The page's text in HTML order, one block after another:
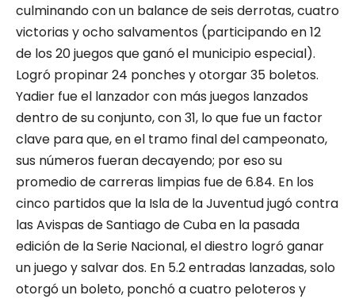
culminando con un balance de seis derrotas, cuatro
victorias y ocho salvamentos (participando en 12
de los 20 juegos que ganó el municipio especial).
Logró propinar 24 ponches y otorgar 35 boletos.
Yadier fue el lanzador con más juegos lanzados
dentro de su conjunto, con 31, lo que fue un factor
clave para que, en el tramo final del campeonato,
sus números fueran decayendo; por eso su
promedio de carreras limpias fue de 6.84. En los
cinco partidos que la Isla de la Juventud jugó contra
las Avispas de Santiago de Cuba en la pasada
edición de la Serie Nacional, el diestro logró ganar
un juego y salvar dos. En 5.2 entradas lanzadas, solo
otorgó un boleto, ponchó a cuatro peloteros y